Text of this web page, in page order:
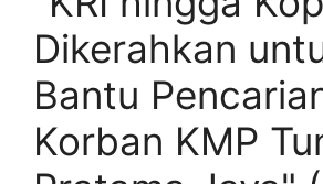
Dikerahkan
Bantu
Korban KMP